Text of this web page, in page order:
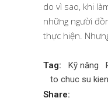
do vì sao, khi
những người
thực hiện.
Tag: Kỹ năng
to chuc su kien
Share: